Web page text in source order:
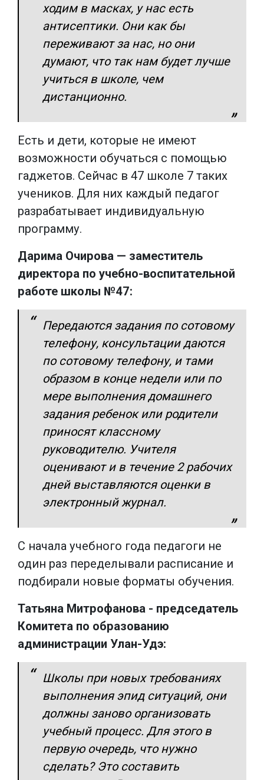
ходим в масках, у нас есть
антисептики. Они как бы
переживают за нас, но они
думают, что так нам будет лучше
учиться в школе, чем
дистанционно.
Есть и дети, которые не имеют
возможности обучаться с помощью
гаджетов. Сейчас в 47 школе 7 таких
учеников. Для них каждый педагог
разрабатывает индивидуальную
программу.
Дарима Очирова — заместитель
директора по учебно-воспитательной
работе школы №47:
Передаются задания по сотовому
телефону, консультации даются
по сотовому телефону, и тами
образом в конце недели или по
мере выполнения домашнего
задания ребенок или родители
приносят классному
руководителю. Учителя
оценивают и в течение 2 рабочих
дней выставляются оценки в
электронный журнал.
С начала учебного года педагоги не
один раз переделывали расписание и
подбирали новые форматы обучения.
Татьяна Митрофанова - председатель
Комитета по образованию
администрации Улан-Удэ:
Школы при новых требованиях
выполнения эпид ситуаций, они
должны заново организовать
учебный процесс. Для этого в
первую очередь, что нужно
сделать? Это составить